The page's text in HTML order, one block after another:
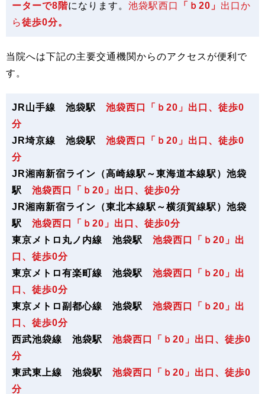
ーターで8階になります。 池袋駅西口 「ｂ20」 出口か
ら徒歩0分。
当院へは下記の主要交通機関からのアクセスが便利で
す。
JR山手線 池袋駅 池袋西口 「ｂ20」 出口、 徒歩0
分
JR埼京線 池袋駅 池袋西口 「ｂ20」 出口、 徒歩0
分
JR湘南新宿ライン（高崎線駅～東海道本線駅）池袋
駅 池袋西口 「ｂ20」 出口、 徒歩0分
JR湘南新宿ライン（東北本線駅～横須賀線駅）池袋
駅 池袋西口 「ｂ20」 出口、 徒歩0分
東京メトロ丸ノ内線 池袋駅 池袋西口 「ｂ20」 出
口、 徒歩0分
東京メトロ有楽町線 池袋駅 池袋西口 「ｂ20」 出
口、 徒歩0分
東京メトロ副都心線 池袋駅 池袋西口 「ｂ20」 出
口、 徒歩0分
西武池袋線 池袋駅 池袋西口 「ｂ20」 出口、 徒歩0
分
東武東上線 池袋駅 池袋西口 「ｂ20」 出口、 徒歩0
分